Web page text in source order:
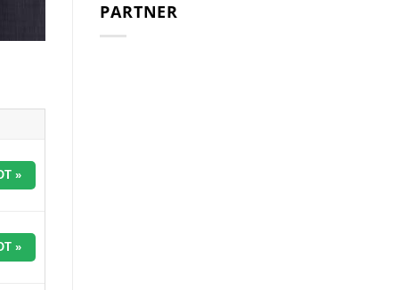
»
»
PARTNER